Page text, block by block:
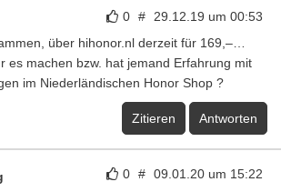
0 # 29.12.19 um 00:53
über hihonor.nl derzeit für 169,–…
es machen bzw. hat jemand Erfahrung mit
im Niederländischen Honor Shop ?
Zitieren Antworten
0 # 09.01.20 um 15:22